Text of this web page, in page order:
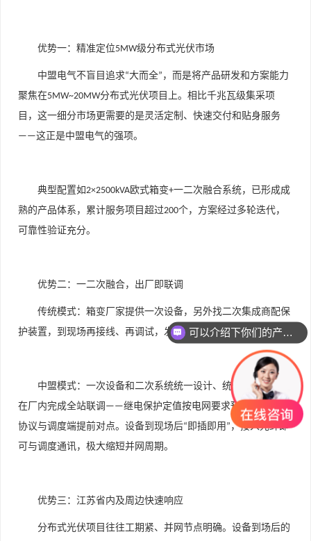
优势一：精准定位5MW级分布式光伏市场
中盟电气不盲目追求“大而全” ，而是将产品研发和方案能力
聚焦在5MW~20MW分布式光伏项目上。相比千兆瓦级集采项
目，这一细分市场更需要的是灵活定制、快速交付和贴身服务
——这正是中盟电气的强项。
典型配置如2×2500kVA欧式箱变+一二次融合系统，已形成成
熟的产品体系，累计服务项目超过200个，方案经过多轮迭代，
可靠性验证充分。
优势二：一二次融合，出厂即联调
传统模式：箱变厂家提供一次设备，另外找二次集成商配保
护装置，到现场再接线、再调试，发现问题互相推诿。
中盟模式：一次设备和二次系统统一设计、统一生产、统一
在厂内完成全站联调 ——继电保护定值按电网要求预整定，通信
协议与调度端提前对点。设备到现场后“ 即插即用 ” ，接入光纤即
可与调度通讯，极大缩短并网周期。
优势三：江苏省内及周边快速响应
分布式光伏项目往往工期紧、并网节点明确。设备到场后的
可以介绍下你们的产品么
你们是怎么收费的呢